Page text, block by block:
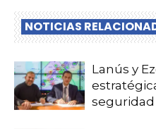
NOTICIAS
Lanús y
seguridad